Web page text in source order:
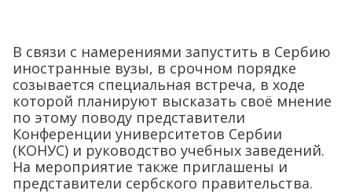
В связи с намерениями запустить в Сербию
иностранные вузы, в срочном порядке
созывается специальная встреча, в ходе
которой планируют высказать своё мнение
по этому поводу представители
Конференции университетов Сербии
(КОНУС) и руководство учебных заведений.
На мероприятие также приглашены и
представители сербского правительства.